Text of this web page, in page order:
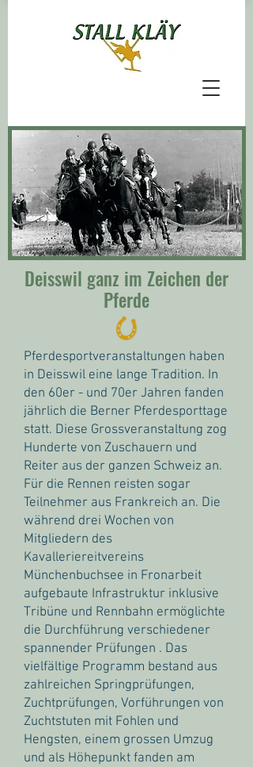
Deisswil ganz im Zeichen der
Pferde
Pferdesportveranstaltungen haben
in Deisswil eine lange Tradition. In
den 60er - und 70er Jahren fanden
jährlich die Berner Pferdesporttage
statt. Diese Grossveranstaltung zog
Hunderte von Zuschauern und
Reiter aus der ganzen Schweiz an.
Für die Rennen reisten sogar
Teilnehmer aus Frankreich an. Die
während drei Wochen von
Mitgliedern des
Kavalleriereitvereins
Münchenbuchsee in Fronarbeit
aufgebaute Infrastruktur inklusive
Tribüne und Rennbahn ermöglichte
die Durchführung verschiedener
spannender Prüfungen . Das
vielfältige Programm bestand aus
zahlreichen Springprüfungen,
Zuchtprüfungen, Vorführungen von
Zuchtstuten mit Fohlen und
Hengsten, einem grossen Umzug
und als Höhepunkt fanden am